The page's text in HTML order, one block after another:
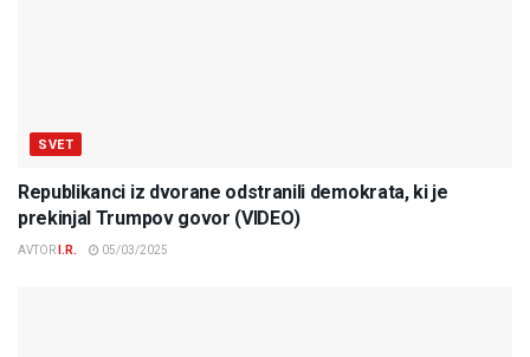
SVET
Republikanci iz dvorane odstranili demokrata, ki je
prekinjal Trumpov govor (VIDEO)
AVTOR I.R. 05/03/2025